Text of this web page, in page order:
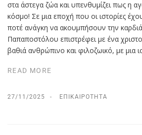
στα άστεγα ζώα και υπενθυμίζει πως η
κόσμο! Σε μια εποχή που οι ιστορίες
ποτέ ανάγκη να ακουμπήσουν την
Παπαποστόλου επιστρέφει με ένα
βαθιά ανθρώπινο και φιλοζωικό, με μια
READ MORE
27/11/2025 ΕΠΙΚΑΙΡΌΤΗΤΑ